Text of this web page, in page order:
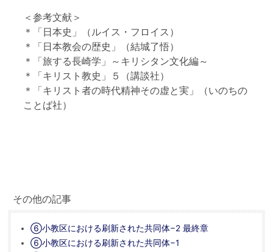
＜参考文献＞
＊「日本史」（ルイス・フロイス）
＊「日本教会の歴史」（結城了悟）
＊「旅する長崎学」～キリシタン文化編～
＊「キリスト教史」５（講談社）
＊「キリスト者の時代精神その虚と実」（いのちの
ことば社）
その他の記事
⑥小教区における刷新された共同体−2 最終章
⑥小教区における刷新された共同体−1